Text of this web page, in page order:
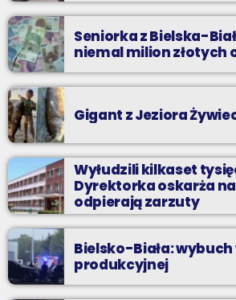
Seniorka z Bielska-
niemal milion złotych
Gigant z Jeziora
Wyłudzili kilkaset
Dyrektorka oskarża
odpierają zarzuty
Bielsko-Biała: wybuch
produkcyjnej